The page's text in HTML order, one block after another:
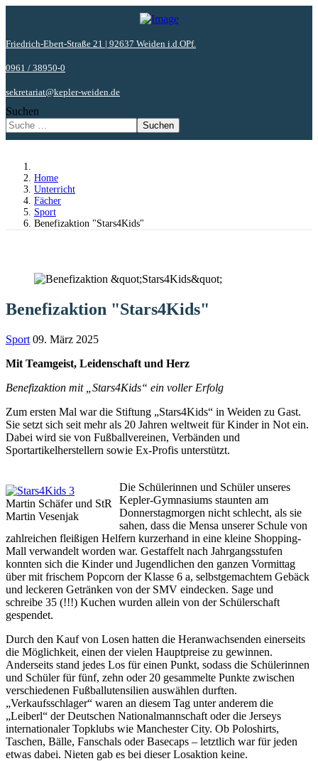
Friedrich-Ebert-Straße 21 | 92637 Weiden i.d.OPf.
0961 / 38950-0
sekretariat@kepler-weiden.de
Suchen
Suchen
Home
Unterricht
Fächer
Sport
Benefizaktion "Stars4Kids"
Benefizaktion "Stars4Kids"
Sport 09. März 2025
Mit Teamgeist, Leidenschaft und Herz
Benefizaktion mit „Stars4Kids“ ein voller Erfolg
Zum ersten Mal war die Stiftung „Stars4Kids“ in Weiden zu Gast.
Sie setzt sich seit mehr als 20 Jahren weltweit für Kinder in Not ein.
Dabei wird sie von Fußballvereinen, Verbänden und
Sportartikelherstellern sowie Ex-Profis unterstützt.
Martin Schäfer und StR
Martin Vesenjak
Die Schülerinnen und Schüler unseres
Kepler-Gymnasiums staunten am
Donnerstagmorgen nicht schlecht, als sie
sahen, dass die Mensa unserer Schule von
zahlreichen fleißigen Helfern kurzerhand in eine kleine Shopping-
Mall verwandelt worden war. Gestaffelt nach Jahrgangsstufen
konnten sich die Kinder und Jugendlichen den ganzen Vormittag
über mit frischem Popcorn der Klasse 6 a, selbstgemachtem Gebäck
und leckeren Getränken von der SMV eindecken. Sage und
schreibe 35 (!!!) Kuchen wurden allein von der Schülerschaft
gespendet.
Durch den Kauf von Losen hatten die Heranwachsenden einerseits
die Möglichkeit, einen der vielen Hauptpreise zu gewinnen.
Anderseits stand jedes Los für einen Punkt, sodass die Schülerinnen
und Schüler für fünf, zehn oder 20 gesammelte Punkte zwischen
verschiedenen Fußballutensilien auswählen durften.
„Verkaufsschlager“ waren an diesem Tag unter anderem die
„Leiberl“ der Deutschen Nationalmannschaft oder die Jerseys
internationaler Topklubs wie Manchester City. Ob Poloshirts,
Taschen, Bälle, Fanschals oder Basecaps – letztlich war für jeden
etwas dabei. Nieten gab es bei dieser Losaktion keine.